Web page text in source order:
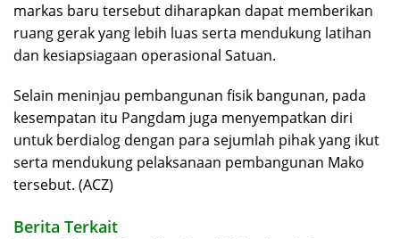
markas baru tersebut diharapkan dapat memberikan
ruang gerak yang lebih luas serta mendukung latihan
dan kesiapsiagaan operasional Satuan.
Selain meninjau pembangunan fisik bangunan, pada
kesempatan itu Pangdam juga menyempatkan diri
untuk berdialog dengan para sejumlah pihak yang ikut
serta mendukung pelaksanaan pembangunan Mako
tersebut. (ACZ)
Berita Terkait